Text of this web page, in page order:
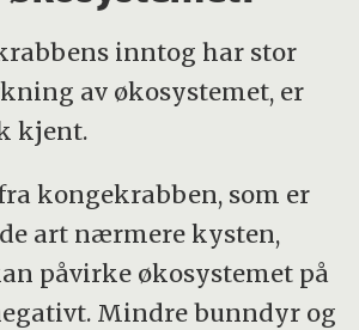
Varierer fra område til
58 og 165 millimeter. Hunn:
100 millimeter
15 år
børstemarker
utgjør den
delen av bestanden.
inntog har stor
av økosystemet, er
kjent.
kongekrabben, som er
art nærmere kysten,
påvirke økosystemet på
Mindre bunndyr og